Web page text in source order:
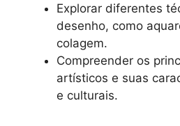
Explorar diferentes
desenho, como
colagem.
Compreender os
artísticos e suas
e culturais.